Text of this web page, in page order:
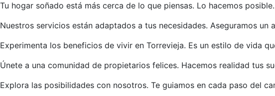
Tu hogar soñado está más cerca de lo que piensas. Lo hacemos posible.
Nuestros servicios están adaptados a tus necesidades. Aseguramos un
Experimenta los beneficios de vivir en Torrevieja. Es un estilo de vida
Únete a una comunidad de propietarios felices. Hacemos realidad tus
Explora las posibilidades con nosotros. Te guiamos en cada paso del